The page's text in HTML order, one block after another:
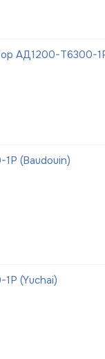
АД1200-Т6300-
(Baudouin)
(Yuchai)